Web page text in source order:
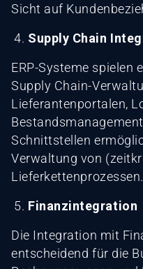
Sicht auf
Supply Chain
ERP-Systeme spielen
Supply Chain-
Lieferantenportalen,
Schnittstellen
Verwaltung von
Lieferkettenprozessen.
Finanzintegration
Die Integration mit
entscheidend für die